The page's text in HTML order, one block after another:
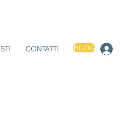
CONTATTI BLOG